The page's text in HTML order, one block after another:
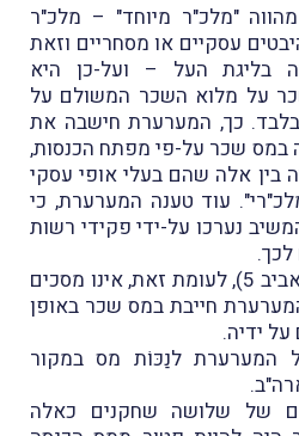
"מלכ"ר מיוחד" – מלכ"ר
עסקיים או מסחריים וזאת
בליגת העל – ועל-כן היא
על מלוא השכר המשולם על
כך, המערערת חישבה את
במס שכר על-פי מפתח הכנסות,
בין אלה שהם בעלי אופי עסקי
עוד טענה המערערת, כי
נערכו על-ידי פקידי רשות
המשיב (פקיד-שומה תל-אביב 5), לעומת זאת, אינו מסכים
חייבת במס שכר באופן
ידיה.
לנַכּוֹת מס במקור
של שלושה שחקנים כאלה